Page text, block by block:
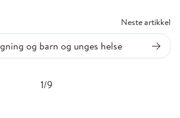
1/9
Neste artikkel
og barn og unges helse